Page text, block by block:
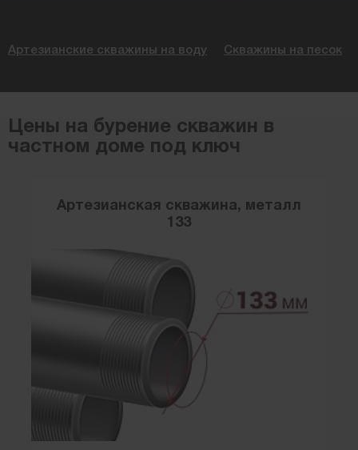
Артезианские скважины на воду Скважины на песок
Цены на бурение скважин в
частном доме под ключ
Артезианская скважина, металл
133